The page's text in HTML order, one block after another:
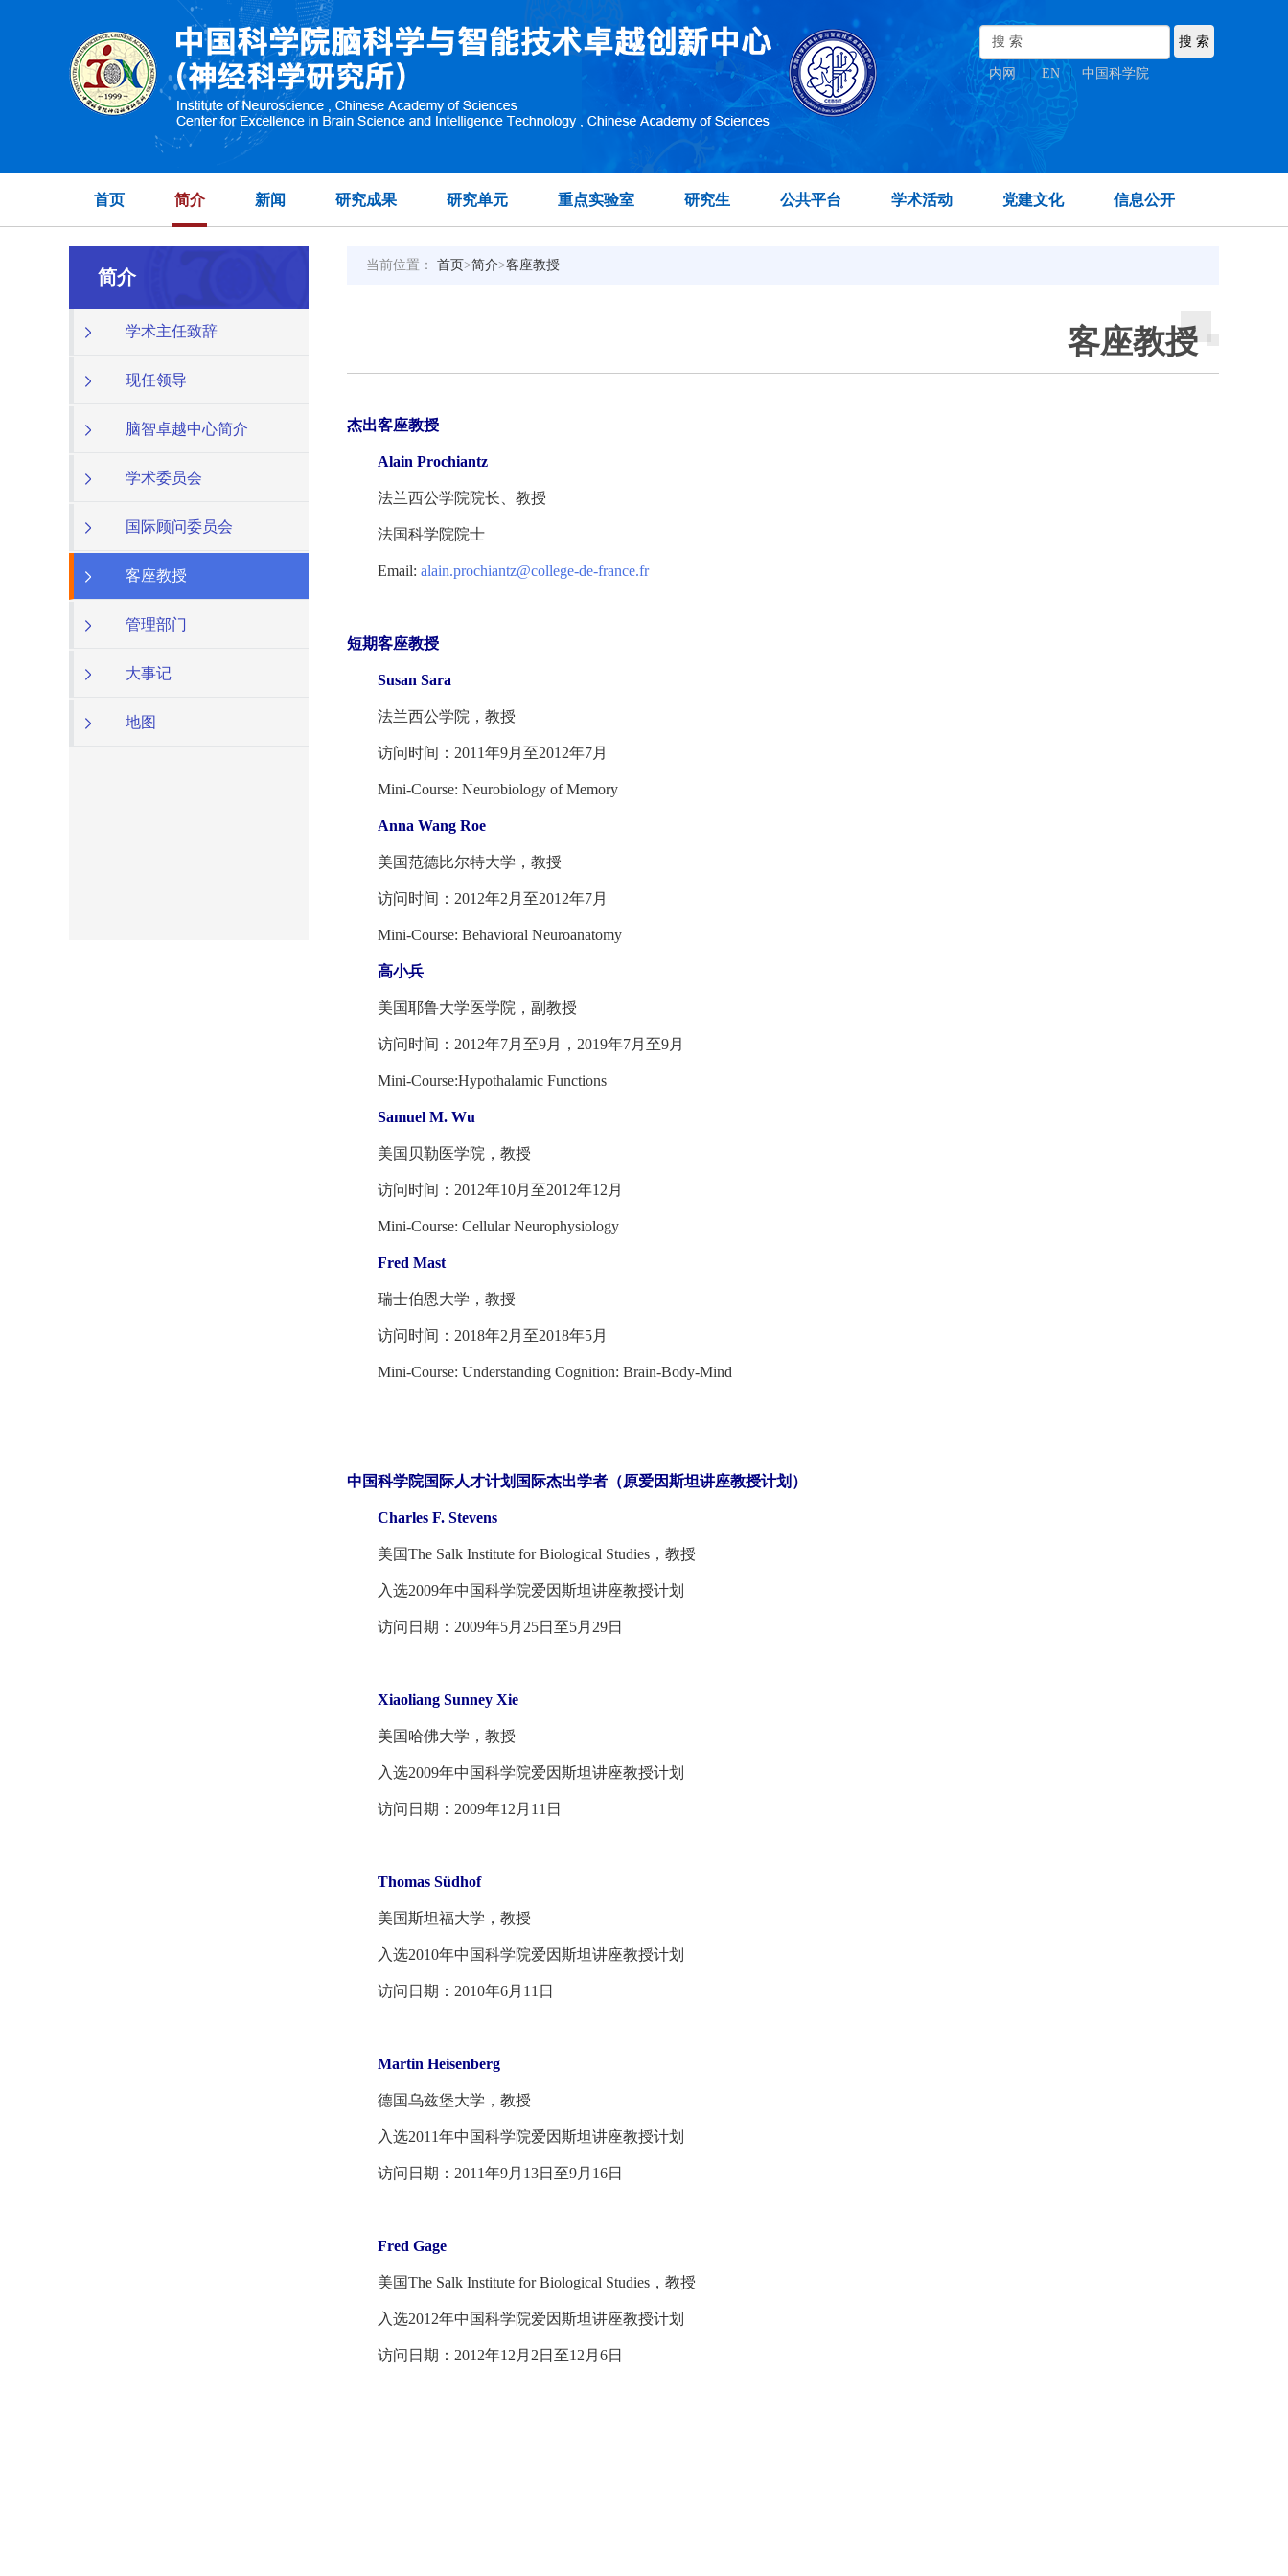
内网 EN | 中国科学院
首页 简介 新闻 研究成果 研究单元 重点实验室 研究生 公共平台 学术活动 党建文化 信息公开
简介
学术主任致辞
现任领导
脑智卓越中心简介
学术委员会
国际顾问委员会
客座教授
管理部门
大事记
地图
当前位置： 首页>简介>客座教授
客座教授
杰出客座教授
Alain Prochiantz
法兰西公学院院长、教授
法国科学院院士
Email: alain.prochiantz@college-de-france.fr
短期客座教授
Susan Sara
法兰西公学院，教授
访问时间：2011年9月至2012年7月
Mini-Course: Neurobiology of Memory
Anna Wang Roe
美国范德比尔特大学，教授
访问时间：2012年2月至2012年7月
Mini-Course: Behavioral Neuroanatomy
高小兵
美国耶鲁大学医学院，副教授
访问时间：2012年7月至9月，2019年7月至9月
Mini-Course:Hypothalamic Functions
Samuel M. Wu
美国贝勒医学院，教授
访问时间：2012年10月至2012年12月
Mini-Course: Cellular Neurophysiology
Fred Mast
瑞士伯恩大学，教授
访问时间：2018年2月至2018年5月
Mini-Course: Understanding Cognition: Brain-Body-Mind
中国科学院国际人才计划国际杰出学者（原爱因斯坦讲座教授计划）
Charles F. Stevens
美国The Salk Institute for Biological Studies，教授
入选2009年中国科学院爱因斯坦讲座教授计划
访问日期：2009年5月25日至5月29日
Xiaoliang Sunney Xie
美国哈佛大学，教授
入选2009年中国科学院爱因斯坦讲座教授计划
访问日期：2009年12月11日
Thomas Südhof
美国斯坦福大学，教授
入选2010年中国科学院爱因斯坦讲座教授计划
访问日期：2010年6月11日
Martin Heisenberg
德国乌兹堡大学，教授
入选2011年中国科学院爱因斯坦讲座教授计划
访问日期：2011年9月13日至9月16日
Fred Gage
美国The Salk Institute for Biological Studies，教授
入选2012年中国科学院爱因斯坦讲座教授计划
访问日期：2012年12月2日至12月6日